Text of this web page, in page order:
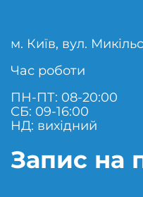
м. Київ, вул.
Час роботи
ПН-ПТ: 08-20:00
СБ: 09-16:00
НД: вихідний
Запис на